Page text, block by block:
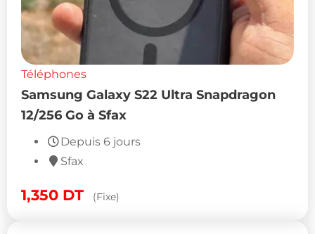
Téléphones
Samsung Galaxy S22 Ultra Snapdragon
12/256 Go à Sfax
Depuis 6 jours
Sfax
1,350 DT (Fixe)